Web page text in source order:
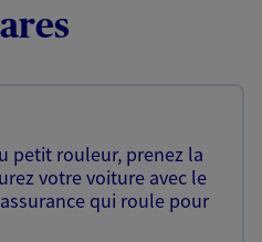
petit rouleur, prenez la
votre voiture avec le
qui roule pour